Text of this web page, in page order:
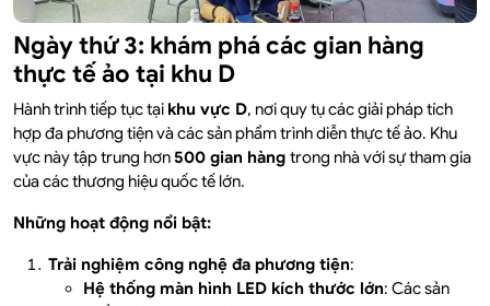
Ngày thứ 3: khám phá các gian hàng
thực tế ảo tại khu D
Hành trình tiếp tục tại khu vực D, nơi quy tụ các giải pháp tích
hợp đa phương tiện và các sản phẩm trình diễn thực tế ảo. Khu
vực này tập trung hơn500 gian hàng trong nhà với sự tham gia
của các thương hiệu quốc tế lớn.
Những hoạt động nổi bật:
Trải nghiệm công nghệ đa phương tiện:
Hệ thống màn hình LED kích thước lớn: Các sản